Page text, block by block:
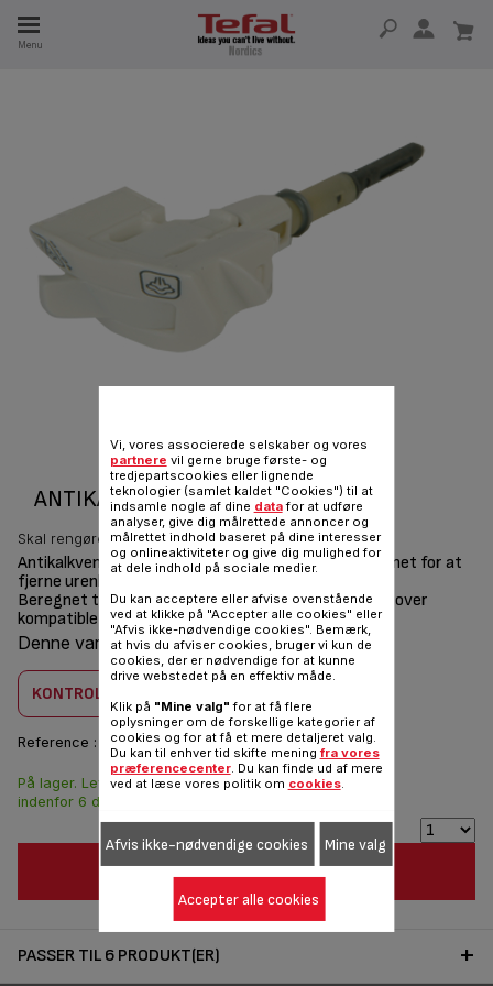
Menu
ANTIKALKVENTIL CS-00133059
Skal rengøres regelmæssigt.
Antikalkventilen er placeret på forsiden af strygejernet for at
fjerne urenheder i vandet.
Beregnet til dampstrygejern (se nedenstående liste over
kompatible produkter)
Denne vare er kombatilbel med6 produkt(er)
KONTROLLER KOMBABILITET
Reference : CS-00133059
70,00 DKK
På lager. Leveringen
indenfor 6 dage.
FØJ TIL INDKØBSVOGN
PASSER TIL 6 PRODUKT(ER)
Vi, vores associerede selskaber og vores
partnere vil gerne bruge første- og
tredjepartscookies eller lignende
teknologier (samlet kaldet "Cookies") til at
indsamle nogle af dine datafor at udføre
analyser, give dig målrettede annoncer og
målrettet indhold baseret på dine interesser
og onlineaktiviteter og give dig mulighed for
at dele indhold på sociale medier.
Du kan acceptere eller afvise ovenstående
ved at klikke på "Accepter alle cookies" eller
"Afvis ikke-nødvendige cookies". Bemærk,
at hvis du afviser cookies, bruger vi kun de
cookies, der er nødvendige for at kunne
drive webstedet på en effektiv måde.
Klik på "Mine valg" for at få flere
oplysninger om de forskellige kategorier af
cookies og for at få et mere detaljeret valg.
Du kan til enhver tid skifte mening fra vores
præferencecenter. Du kan finde ud af mere
ved at læse vores politik om cookies.
Afvis ikke-nødvendige cookies Mine valg
Accepter alle cookies